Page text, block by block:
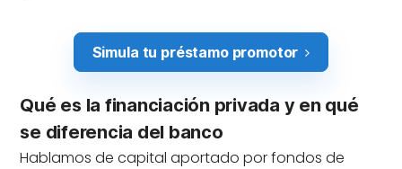
Simula tu préstamo promotor
Qué es la financiación privada y en qué
se diferencia del banco
Hablamos de capital aportado por fondos de